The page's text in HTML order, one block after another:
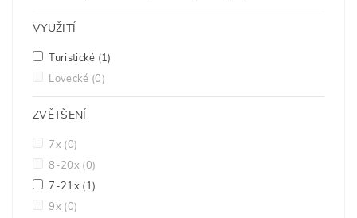
VYUŽITÍ
Turistické (1)
Lovecké (0)
ZVĚTŠENÍ
7x (0)
8-20x (0)
7-21x (1)
9x (0)